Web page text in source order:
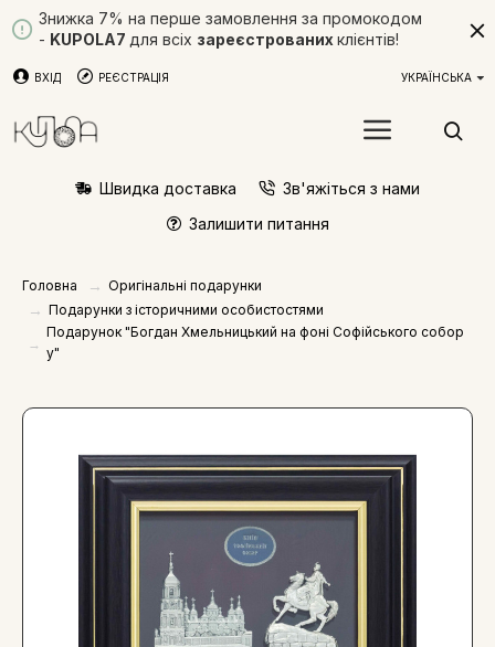
Знижка 7% на перше замовлення за промокодом
- KUPOLA7 для всіх зареєстрованих клієнтів!
ВХІД РЕЄСТРАЦІЯ УКРАЇНСЬКА
Швидка доставка
Зв'яжіться з нами
Залишити питання
Головна
Оригінальні подарунки
Подарунки з історичними особистостями
Подарунок "Богдан Хмельницький на фоні Софійського собор
у"